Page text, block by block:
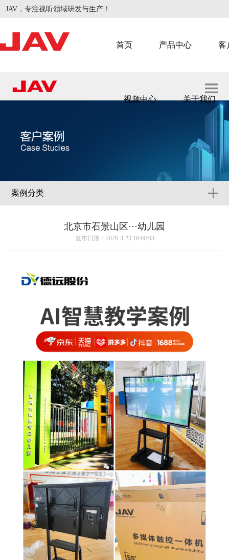
JAV，专注视听领域研发与生产！
首页 产品中心 客
视频中心 关于我们
案例分类
北京市石景山区···幼儿园
发布日期：2026-3-23 16:00:03